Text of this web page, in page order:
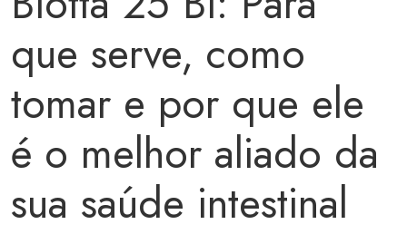
que serve, como
tomar e por que ele
é o melhor aliado da
sua saúde intestinal